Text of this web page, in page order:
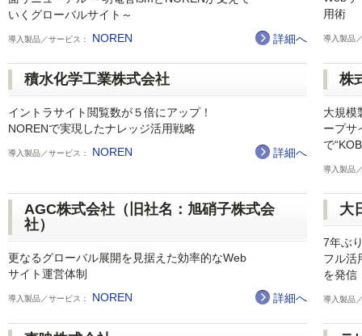
いくグローバルサイト～
導入製品／サービス： NOREN 詳細へ
用術
導入製品
積水化学工業株式会社
イントラサイト閲覧数が５倍にアップ！
NORENで実現したナレッジ活用戦略
導入製品／サービス： NOREN 詳細へ
株
大規模
ープサ
で
導入製品
AGC株式会社（旧社名：旭硝子株式会
社）
更なるグローバル展開を見据えた効率的なWeb
サイト運営体制
導入製品／サービス： NOREN 詳細へ
大
7年ぶ
フル活
を発信
導入製品